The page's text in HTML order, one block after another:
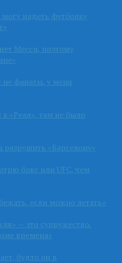
надеть футболку
Месси, поэтому
фанаты, у меня
«Реал», там не было
«Барселону»
бокс или UFC, чем
если можно летать»
— это супружество.
времена»
будто он в